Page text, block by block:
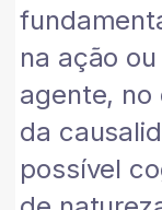
na ação
agente, no
da
possível